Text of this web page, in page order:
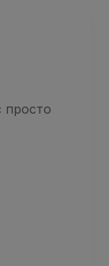
просто